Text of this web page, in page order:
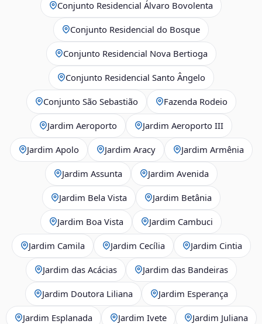
Conjunto Residencial Álvaro Bovolenta
Conjunto Residencial do Bosque
Conjunto Residencial Nova Bertioga
Conjunto Residencial Santo Ângelo
Conjunto São Sebastião Fazenda Rodeio
Jardim Aeroporto Jardim Aeroporto III
Jardim Apolo Jardim Aracy Jardim Armênia
Jardim Assunta Jardim Avenida
Jardim Bela Vista Jardim Betânia
Jardim Boa Vista Jardim Cambuci
Jardim Camila Jardim Cecília Jardim Cintia
Jardim das Acácias Jardim das Bandeiras
Jardim Doutora Liliana Jardim Esperança
Jardim Esplanada Jardim Ivete Jardim Juliana